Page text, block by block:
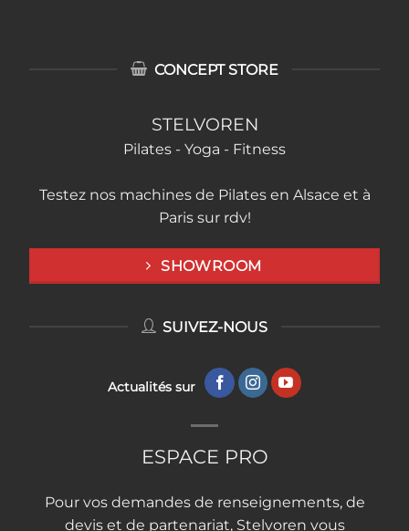
CONCEPT STORE
STELVOREN
Pilates - Yoga - Fitness
Testez nos machines de Pilates en Alsace et à
Paris sur rdv!
SHOWROOM
SUIVEZ-NOUS
Actualités sur
ESPACE PRO
Pour vos demandes de renseignements, de
devis et de partenariat, Stelvoren vous